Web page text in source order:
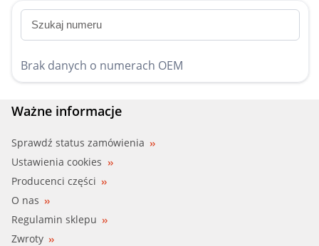
Brak danych o numerach OEM
Ważne informacje
Sprawdź status zamówienia
Ustawienia cookies
Producenci części
O nas
Regulamin sklepu
Zwroty